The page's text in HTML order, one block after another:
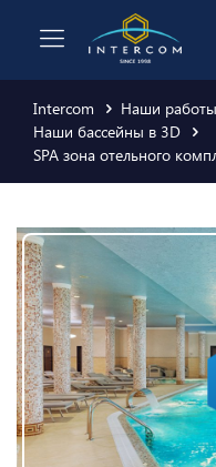
Intercom Наши работы
Наши бассейны в 3D
SPA зона отельного